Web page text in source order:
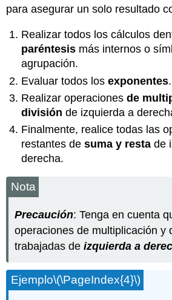
para asegurar un solo resultado
Realizar todos los cálculos
paréntesis más internos o
agrupación.
Evaluar todos losexponentes.
Realizar operacionesde
división de izquierda a
Finalmente, realice todas las
restantes desuma y resta de
derecha.
Nota
Precaución: Tenga en cuenta
operaciones de multiplicación y
trabajadas deizquierda a
Ejemplo\(\PageIndex{4}\)